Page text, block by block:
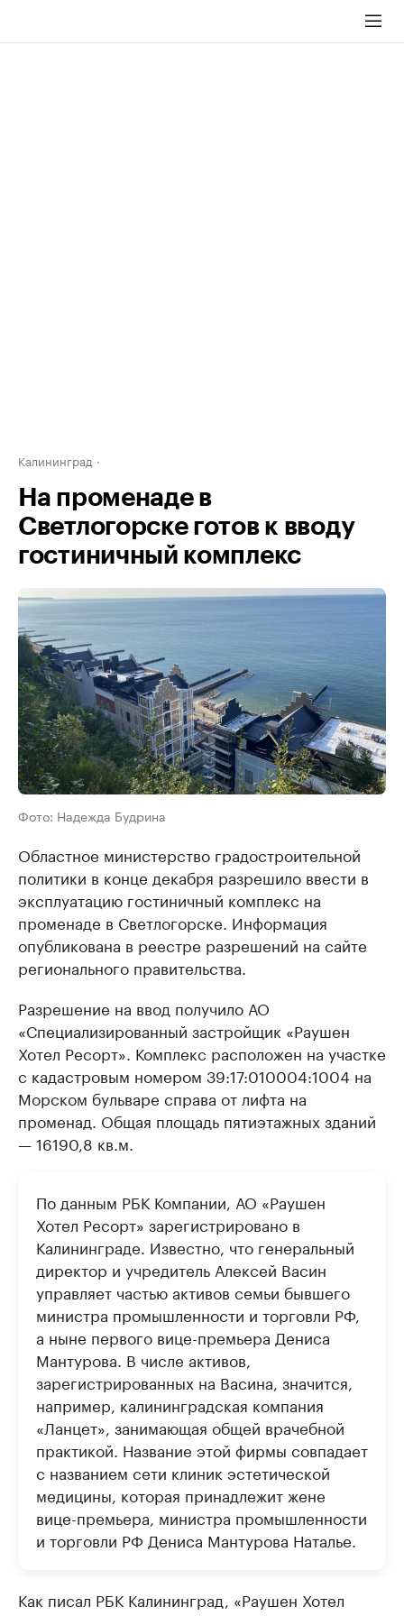
Калининград
На променаде в
Светлогорске готов к вводу
гостиничный комплекс
Фото: Надежда Будрина
Областное министерство градостроительной
политики в конце декабря разрешило ввести в
эксплуатацию гостиничный комплекс на
променаде в Светлогорске. Информация
опубликована в реестре разрешений на сайте
регионального правительства.
Разрешение на ввод получило АО
«Специализированный застройщик «Раушен
Хотел Ресорт». Комплекс расположен на участке
с кадастровым номером 39:17:010004:1004 на
Морском бульваре справа от лифта на
променад. Общая площадь пятиэтажных зданий
— 16190,8 кв.м.
По данным РБК Компании, АО «Раушен
Хотел Ресорт» зарегистрировано в
Калининграде. Известно, что генеральный
директор и учредитель Алексей Васин
управляет частью активов семьи бывшего
министра промышленности и торговли РФ,
а ныне первого вице-премьера Дениса
Мантурова. В числе активов,
зарегистрированных на Васина, значится,
например, калининградская компания
«Ланцет», занимающая общей врачебной
практикой. Название этой фирмы совпадает
с названием сети клиник эстетической
медицины, которая принадлежит жене
вице-премьера, министра промышленности
и торговли РФ Дениса Мантурова Наталье.
Как писал РБК Калининград, «Раушен Хотел